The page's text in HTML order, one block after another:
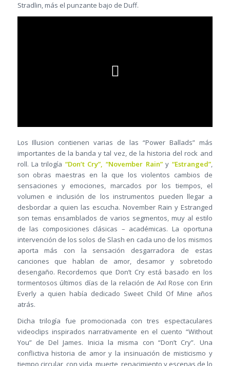
Stradlin, más el punzante bajo de Duff.
Los Illusion contienen varias de las “Power Ballads” más
importantes de la banda y tal vez, de la historia del rock and
roll. La trilogía “Don’t Cry”, “November Rain”y “Estranged”,
son obras maestras en la que los violentos cambios de
sensaciones y emociones, marcados por los tiempos, el
volumen e inclusión de los instrumentos pueden llegar a
desbordar a quien las escucha. November Rain y Estranged
son temas ensamblados de varios segmentos, muy al estilo
de las composiciones clásicas – académicas. La oportuna
intervención de los solos de Slash en cada uno de los mismos
aporta más con la sensación desgarradora de estas
canciones que hablan de amor, desamor y sobretodo
desengaño. Recordemos que Don’t Cry está basado en los
tormentosos últimos días de la relación de Axl Rose con Erin
Everly a quien había dedicado Sweet Child Of Mine años
atrás.
Dicha trilogía fue promocionada con tres espectaculares
videoclips inspirados narrativamente en el cuento “Without
You” de Del James. Inicia la misma con “Don’t Cry”. Una
conflictiva historia de amor y la insinuación de misticismo y
tiempo circular, con vida, muerte, renacimiento y escenas de lo